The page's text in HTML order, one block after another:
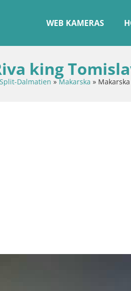
WEB KAMERAS
king
Split-Dalmatien »Makarska »